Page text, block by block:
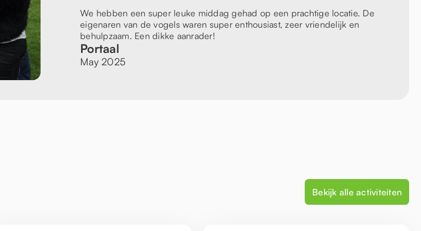
We hebben een super leuke middag gehad op een prachtige locatie. De
eigenaren van de vogels waren super enthousiast, zeer vriendelijk en
behulpzaam. Een dikke aanrader!
Portaal
May 2025
Bekijk alle activiteiten